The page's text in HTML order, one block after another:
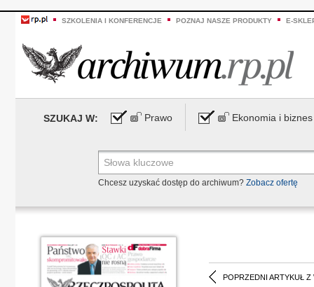
SZKOLENIA I KONFERENCJE POZNAJ NASZE PRODUKTY E-
SZUKAJ W: Prawo Ekonomia i biznes
Chcesz uzyskać dostęp do archiwum? Zobacz ofertę
POPRZEDNI ARTYKUŁ Z